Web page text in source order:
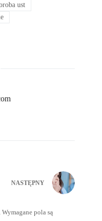
ust
NASTĘPNY
Wymagane pola są